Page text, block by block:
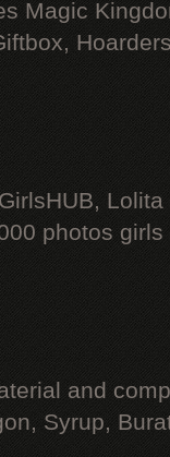
Magic
Lolita
photos
and
Syrup,